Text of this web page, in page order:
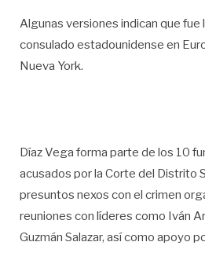
Algunas versiones indican que fue
consulado estadounidense en
Nueva York.
Díaz Vega forma parte de los 10
acusados por la Corte del Distrito
presuntos nexos con el crimen
reuniones con líderes como Iván
Guzmán Salazar, así como apoyo